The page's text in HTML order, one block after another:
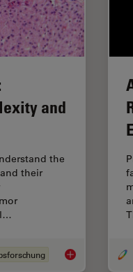
and
the
their
Spatial